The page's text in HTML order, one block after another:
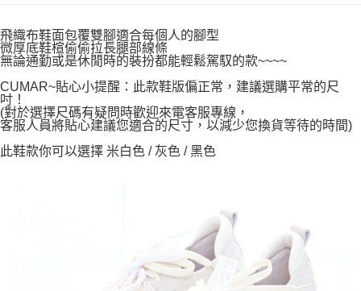
飛織布鞋面包覆雙腳適合每個人的腳型
微厚底鞋楦偷偷拉長腿部線條
無論通勤或是休閒時的裝扮都能輕鬆駕馭的款~~~~
CUMAR~貼心小提醒：此款鞋版偏正常，建議選購平常的尺
吋！
(對於選擇尺碼有疑問時歡迎來電客服專線，
客服人員將貼心建議您適合的尺寸，以減少您換貨等待的時間)
此鞋款你可以選擇 米白色 / 灰色 / 黑色